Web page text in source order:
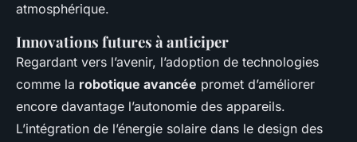
atmosphérique.
Innovations futures à anticiper
Regardant vers l’avenir, l’adoption de technologies
comme la robotique avancée promet d’améliorer
encore davantage l’autonomie des appareils.
L’intégration de l’énergie solaire dans le design des